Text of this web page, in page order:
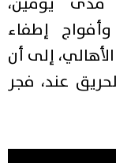
إطفاء
إلى أن
عند، فجر